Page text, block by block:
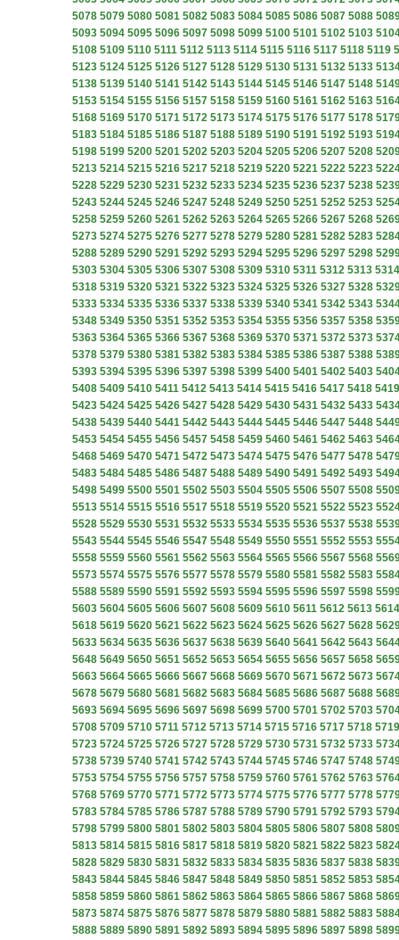
5078 5079 5080 5081 5082 5083 5084 5085 5086 5087 5088
5093 5094 5095 5096 5097 5098 5099 5100 5101 5102 5103
5108 5109 5110 5111 5112 5113 5114 5115 5116 5117 5118 5119
5123 5124 5125 5126 5127 5128 5129 5130 5131 5132 5133
5138 5139 5140 5141 5142 5143 5144 5145 5146 5147 5148
5153 5154 5155 5156 5157 5158 5159 5160 5161 5162 5163
5168 5169 5170 5171 5172 5173 5174 5175 5176 5177 5178
5183 5184 5185 5186 5187 5188 5189 5190 5191 5192 5193
5198 5199 5200 5201 5202 5203 5204 5205 5206 5207 5208
5213 5214 5215 5216 5217 5218 5219 5220 5221 5222 5223
5228 5229 5230 5231 5232 5233 5234 5235 5236 5237 5238
5243 5244 5245 5246 5247 5248 5249 5250 5251 5252 5253
5258 5259 5260 5261 5262 5263 5264 5265 5266 5267 5268
5273 5274 5275 5276 5277 5278 5279 5280 5281 5282 5283
5288 5289 5290 5291 5292 5293 5294 5295 5296 5297 5298
5303 5304 5305 5306 5307 5308 5309 5310 5311 5312 5313 5314
5318 5319 5320 5321 5322 5323 5324 5325 5326 5327 5328
5333 5334 5335 5336 5337 5338 5339 5340 5341 5342 5343
5348 5349 5350 5351 5352 5353 5354 5355 5356 5357 5358
5363 5364 5365 5366 5367 5368 5369 5370 5371 5372 5373
5378 5379 5380 5381 5382 5383 5384 5385 5386 5387 5388
5393 5394 5395 5396 5397 5398 5399 5400 5401 5402 5403
5408 5409 5410 5411 5412 5413 5414 5415 5416 5417 5418 5419
5423 5424 5425 5426 5427 5428 5429 5430 5431 5432 5433
5438 5439 5440 5441 5442 5443 5444 5445 5446 5447 5448
5453 5454 5455 5456 5457 5458 5459 5460 5461 5462 5463
5468 5469 5470 5471 5472 5473 5474 5475 5476 5477 5478
5483 5484 5485 5486 5487 5488 5489 5490 5491 5492 5493
5498 5499 5500 5501 5502 5503 5504 5505 5506 5507 5508
5513 5514 5515 5516 5517 5518 5519 5520 5521 5522 5523
5528 5529 5530 5531 5532 5533 5534 5535 5536 5537 5538
5543 5544 5545 5546 5547 5548 5549 5550 5551 5552 5553
5558 5559 5560 5561 5562 5563 5564 5565 5566 5567 5568
5573 5574 5575 5576 5577 5578 5579 5580 5581 5582 5583
5588 5589 5590 5591 5592 5593 5594 5595 5596 5597 5598
5603 5604 5605 5606 5607 5608 5609 5610 5611 5612 5613 5614
5618 5619 5620 5621 5622 5623 5624 5625 5626 5627 5628
5633 5634 5635 5636 5637 5638 5639 5640 5641 5642 5643
5648 5649 5650 5651 5652 5653 5654 5655 5656 5657 5658
5663 5664 5665 5666 5667 5668 5669 5670 5671 5672 5673
5678 5679 5680 5681 5682 5683 5684 5685 5686 5687 5688
5693 5694 5695 5696 5697 5698 5699 5700 5701 5702 5703
5708 5709 5710 5711 5712 5713 5714 5715 5716 5717 5718 5719
5723 5724 5725 5726 5727 5728 5729 5730 5731 5732 5733
5738 5739 5740 5741 5742 5743 5744 5745 5746 5747 5748
5753 5754 5755 5756 5757 5758 5759 5760 5761 5762 5763
5768 5769 5770 5771 5772 5773 5774 5775 5776 5777 5778
5783 5784 5785 5786 5787 5788 5789 5790 5791 5792 5793
5798 5799 5800 5801 5802 5803 5804 5805 5806 5807 5808
5813 5814 5815 5816 5817 5818 5819 5820 5821 5822 5823
5828 5829 5830 5831 5832 5833 5834 5835 5836 5837 5838
5843 5844 5845 5846 5847 5848 5849 5850 5851 5852 5853
5858 5859 5860 5861 5862 5863 5864 5865 5866 5867 5868
5873 5874 5875 5876 5877 5878 5879 5880 5881 5882 5883
5888 5889 5890 5891 5892 5893 5894 5895 5896 5897 5898